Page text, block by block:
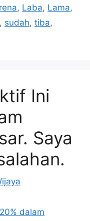
, Laba, Lama,
, sudah, tiba,
Ini
Saya